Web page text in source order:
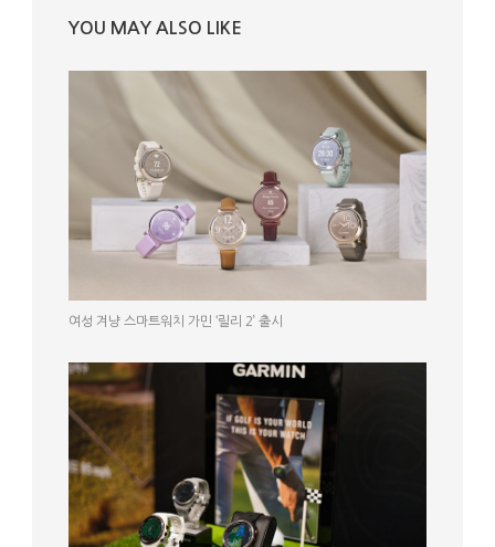
YOU MAY ALSO LIKE
여성 겨냥 스마트워치 가민 ‘릴리 2’ 출시